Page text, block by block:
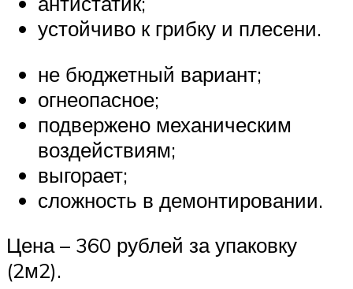
устойчиво к грибку и плесени.
не бюджетный вариант;
огнеопасное;
подвержено механическим
воздействиям;
выгорает;
сложность в демонтировании.
Цена – 360 рублей за упаковку
(2м2).